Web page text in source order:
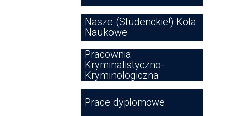
Nasze (Studenckie!) Koła
Naukowe
Pracownia
Kryminalistyczno-
Kryminologiczna
Prace dyplomowe